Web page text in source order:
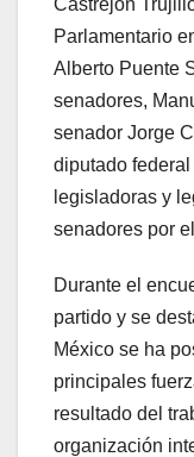
Parlamentario
Alberto Puente
senadores,
senador Jorge
diputado
legisladoras y
senadores por
Durante el
partido y se
México se ha
principales
resultado del
organización